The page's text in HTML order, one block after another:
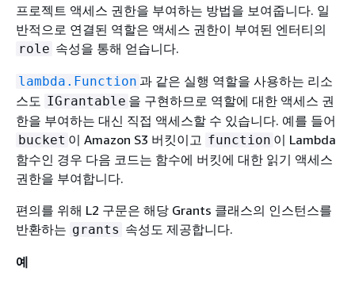
프로젝트 액세스 권한을 부여하는 방법을 보여줍니다. 일
반적으로 연결된 역할은 액세스 권한이 부여된 엔터티의
role 속성을 통해 얻습니다.
lambda.Function 과 같은 실행 역할을 사용하는 리소
스도 IGrantable 을 구현하므로 역할에 대한 액세스 권
한을 부여하는 대신 직접 액세스할 수 있습니다. 예를 들어
bucket 이 Amazon S3 버킷이고 function 이 Lambda
함수인 경우 다음 코드는 함수에 버킷에 대한 읽기 액세스
권한을 부여합니다.
편의를 위해 L2 구문은 해당 Grants 클래스의 인스턴스를
반환하는 grants 속성도 제공합니다.
예